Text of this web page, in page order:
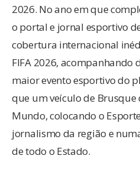
2026. No ano em que
o portal e jornal esportivo
cobertura internacional
FIFA 2026, acompanhando
maior evento esportivo do
que um veículo de Brusque
Mundo, colocando o
jornalismo da região e
de todo o Estado.